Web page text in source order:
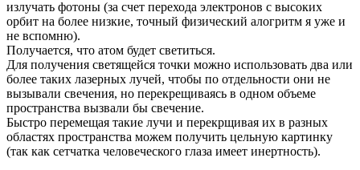
излучать фотоны (за счет перехода электронов с высоких
орбит на более низкие, точный физический алогритм я уже и
не вспомню).
Получается, что атом будет светиться.
Для получения светящейся точки можно использовать два или
более таких лазерных лучей, чтобы по отдельности они не
вызывали свечения, но перекрещиваясь в одном объеме
пространства вызвали бы свечение.
Быстро перемещая такие лучи и перекрщивая их в разных
областях пространства можем получить цельную картинку
(так как сетчатка человеческого глаза имеет инертность).